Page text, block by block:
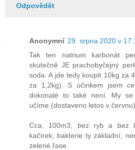
Odpovědět
Anonymní 29. srpna 2020 v
Tak ten natrium karbonát
skutečně JE prachobyčejný
soda. A jde tedy koupit 10kg za
za 1,2kg). S účinkem jsem
dokonalé to také není. My
učíme (dostaveno letos v červnu).
Cca. 100m3, bez ryb a bez
kačírek, bakterie ty základní,
zelené řase.